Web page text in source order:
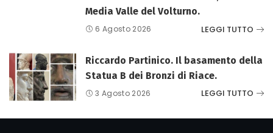
Media Valle del Volturno.
6 Agosto 2026 LEGGI TUTTO
Riccardo Partinico. Il basamento della
Statua B dei Bronzi di Riace.
3 Agosto 2026 LEGGI TUTTO